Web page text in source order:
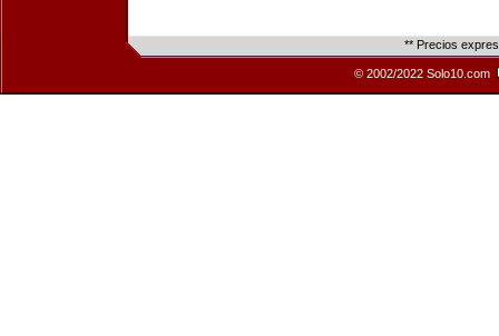
** Precios
© 2002/2022 Solo10.com